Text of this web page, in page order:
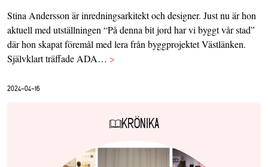
Stina Andersson är inredningsarkitekt och designer. Just nu är hon
aktuell med utställningen “På denna bit jord har vi byggt vår stad”
där hon skapat föremål med lera från byggprojektet Västlänken.
Självklart träffade ADA… >
2024-04-16
KRÖNIKA